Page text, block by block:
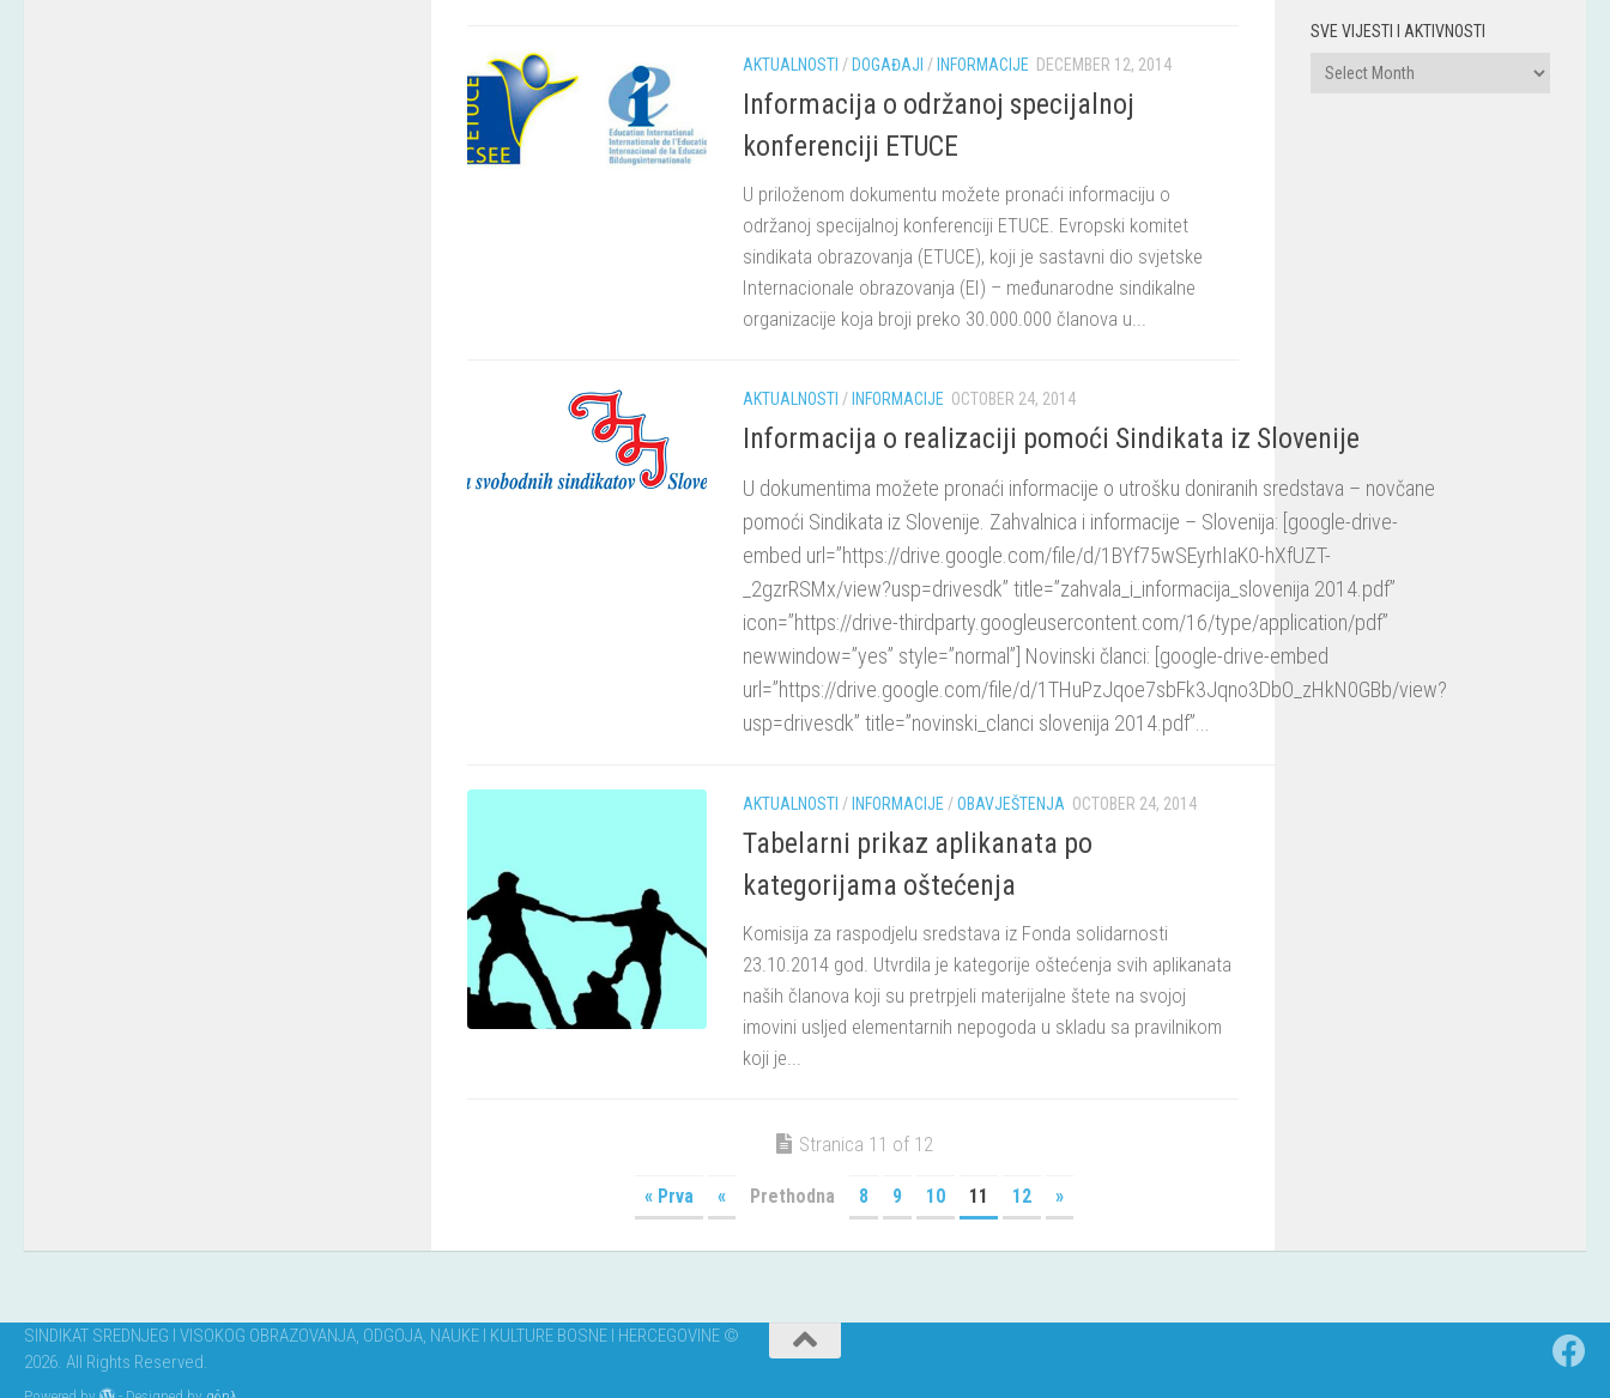
AKTUALNOSTI / DOGAĐAJI / INFORMACIJE DECEMBER 12, 2014
Informacija o održanoj specijalnoj
konferenciji ETUCE
U priloženom dokumentu možete pronaći informaciju o
održanoj specijalnoj konferenciji ETUCE. Evropski komitet
sindikata obrazovanja (ETUCE), koji je sastavni dio svjetske
Internacionale obrazovanja (EI) – međunarodne sindikalne
organizacije koja broji preko 30.000.000 članova u...
AKTUALNOSTI / INFORMACIJE OCTOBER 24, 2014
Informacija o realizaciji pomoći Sindikata iz Slovenije
U dokumentima možete pronaći informacije o utrošku doniranih sredstava – novčane
pomoći Sindikata iz Slovenije. Zahvalnica i informacije – Slovenija: [google-drive-
embed url=”https://drive.google.com/file/d/1BYf75wSEyrhIaK0-hXfUZT-
_2gzrRSMx/view?usp=drivesdk” title=”zahvala_i_informacija_slovenija 2014.pdf”
icon=”https://drive-thirdparty.googleusercontent.com/16/type/application/pdf”
newwindow=”yes” style=”normal”] Novinski članci: [google-drive-embed
url=”https://drive.google.com/file/d/1THuPzJqoe7sbFk3Jqno3DbO_zHkN0GBb/view?
usp=drivesdk” title=”novinski_clanci slovenija 2014.pdf”...
AKTUALNOSTI / INFORMACIJE /OBAVJEŠTENJA OCTOBER 24, 2014
Tabelarni prikaz aplikanata po
kategorijama oštećenja
Komisija za raspodjelu sredstava iz Fonda solidarnosti
23.10.2014 god. Utvrdila je kategorije oštećenja svih aplikanata
naših članova koji su pretrpjeli materijalne štete na svojoj
imovini usljed elementarnih nepogoda u skladu sa pravilnikom
koji je...
Stranica 11 of 12
« Prva « Prethodna 8 9 10 11 12 »
SVE VIJESTI I AKTIVNOSTI
Sve
SINDIKAT SREDNJEG I VISOKOG OBRAZOVANJA, ODGOJA, NAUKE I KULTURE BOSNE I HERCEGOVINE ©
2026. All Rights Reserved.